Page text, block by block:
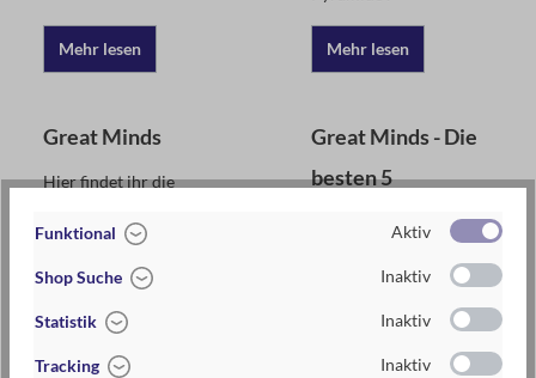
Mehr lesen Mehr lesen
Great Minds
Hier findet ihr die
Geduldspielen "Great
Mehr lesen
Great Minds - Die
besten 5
Hier findet ihr die
Lösungsvideos zu den
Geduldspielen "Great
Funktional Aktiv
Shop Suche Inaktiv
Statistik Inaktiv
Tracking Inaktiv